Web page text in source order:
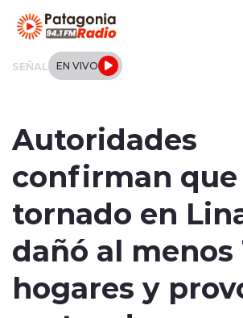
SEÑAL EN VIVO
Tendencias
Deportes
Autoridades
confirman que
tornado en
dañó al menos
hogares y